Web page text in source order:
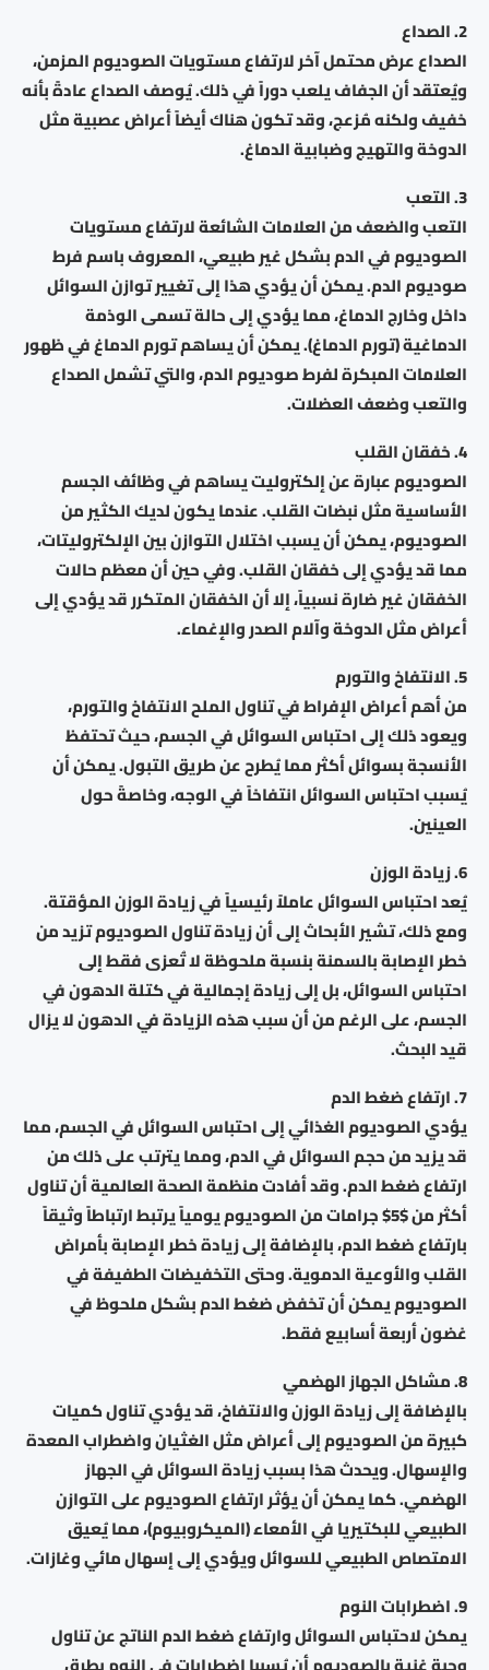
2. الصداع
الصداع عرض محتمل آخر لارتفاع مستويات الصوديوم المزمن،
ويُعتقد أن الجفاف يلعب دوراً في ذلك. يُوصف الصداع عادةً بأنه
خفيف ولكنه مُزعج، وقد تكون هناك أيضاً أعراض عصبية مثل
الدوخة والتهيج وضبابية الدماغ.
3. التعب
التعب والضعف من العلامات الشائعة لارتفاع مستويات
الصوديوم في الدم بشكل غير طبيعي، المعروف باسم فرط
صوديوم الدم. يمكن أن يؤدي هذا إلى تغيير توازن السوائل
داخل وخارج الدماغ، مما يؤدي إلى حالة تسمى الوذمة
الدماغية (تورم الدماغ). يمكن أن يساهم تورم الدماغ في ظهور
العلامات المبكرة لفرط صوديوم الدم، والتي تشمل الصداع
والتعب وضعف العضلات.
4. خفقان القلب
الصوديوم عبارة عن إلكتروليت يساهم في وظائف الجسم
الأساسية مثل نبضات القلب. عندما يكون لديك الكثير من
الصوديوم، يمكن أن يسبب اختلال التوازن بين الإلكتروليتات،
مما قد يؤدي إلى خفقان القلب. وفي حين أن معظم حالات
الخفقان غير ضارة نسبياً، إلا أن الخفقان المتكرر قد يؤدي إلى
أعراض مثل الدوخة وآلام الصدر والإغماء.
5. الانتفاخ والتورم
من أهم أعراض الإفراط في تناول الملح الانتفاخ والتورم،
ويعود ذلك إلى احتباس السوائل في الجسم، حيث تحتفظ
الأنسجة بسوائل أكثر مما يُطرح عن طريق التبول. يمكن أن
يُسبب احتباس السوائل انتفاخاً في الوجه، وخاصةً حول
العينين.
6. زيادة الوزن
يُعد احتباس السوائل عاملاً رئيسياً في زيادة الوزن المؤقتة.
ومع ذلك، تشير الأبحاث إلى أن زيادة تناول الصوديوم تزيد من
خطر الإصابة بالسمنة بنسبة ملحوظة لا تُعزى فقط إلى
احتباس السوائل، بل إلى زيادة إجمالية في كتلة الدهون في
الجسم، على الرغم من أن سبب هذه الزيادة في الدهون لا يزال
قيد البحث.
7. ارتفاع ضغط الدم
يؤدي الصوديوم الغذائي إلى احتباس السوائل في الجسم، مما
قد يزيد من حجم السوائل في الدم، ومما يترتب على ذلك من
ارتفاع ضغط الدم. وقد أفادت منظمة الصحة العالمية أن تناول
أكثر من $5$ جرامات من الصوديوم يومياً يرتبط ارتباطاً وثيقاً
بارتفاع ضغط الدم، بالإضافة إلى زيادة خطر الإصابة بأمراض
القلب والأوعية الدموية. وحتى التخفيضات الطفيفة في
الصوديوم يمكن أن تخفض ضغط الدم بشكل ملحوظ في
غضون أربعة أسابيع فقط.
8. مشاكل الجهاز الهضمي
بالإضافة إلى زيادة الوزن والانتفاخ، قد يؤدي تناول كميات
كبيرة من الصوديوم إلى أعراض مثل الغثيان واضطراب المعدة
والإسهال. ويحدث هذا بسبب زيادة السوائل في الجهاز
الهضمي. كما يمكن أن يؤثر ارتفاع الصوديوم على التوازن
الطبيعي للبكتيريا في الأمعاء (الميكروبيوم)، مما يُعيق
الامتصاص الطبيعي للسوائل ويؤدي إلى إسهال مائي وغازات.
9. اضطرابات النوم
يمكن لاحتباس السوائل وارتفاع ضغط الدم الناتج عن تناول